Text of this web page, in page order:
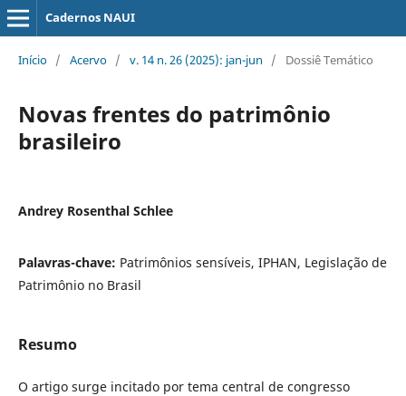
Cadernos NAUI
Início / Acervo / v. 14 n. 26 (2025): jan-jun / Dossiê Temático
Novas frentes do patrimônio
brasileiro
Andrey Rosenthal Schlee
Palavras-chave: Patrimônios sensíveis, IPHAN, Legislação de
Patrimônio no Brasil
Resumo
O artigo surge incitado por tema central de congresso